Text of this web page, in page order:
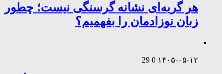
هر گریه‌ای نشانه گرسنگی نیست؛ چطور
زبان نوزادمان را بفهمیم؟
۱۴۰۵-۰۵-۱۲ 0
29